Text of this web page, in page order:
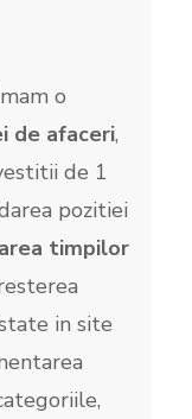
o
de afaceri,
de 1
pozitiei
timpilor
in site